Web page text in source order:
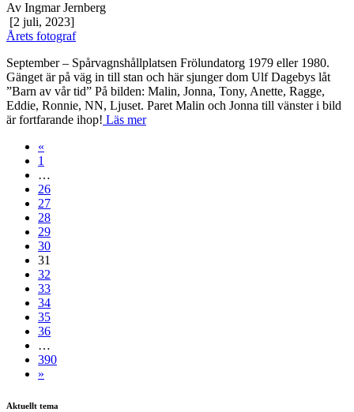
Av Ingmar Jernberg
[2 juli, 2023]
Årets fotograf
September – Spårvagnshållplatsen Frölundatorg 1979 eller 1980.
Gänget är på väg in till stan och här sjunger dom Ulf Dagebys låt
”Barn av vår tid” På bilden: Malin, Jonna, Tony, Anette, Ragge,
Eddie, Ronnie, NN, Ljuset. Paret Malin och Jonna till vänster i bild
är fortfarande ihop! Läs mer
«
1
…
26
27
28
29
30
31
32
33
34
35
36
…
390
»
Aktuellt tema